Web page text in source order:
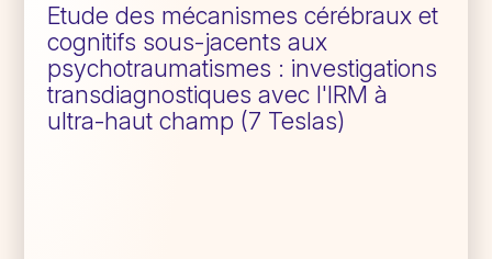
Etude des mécanismes cérébraux et
cognitifs sous-jacents aux
psychotraumatismes : investigations
transdiagnostiques avec l'IRM à
ultra-haut champ (7 Teslas)